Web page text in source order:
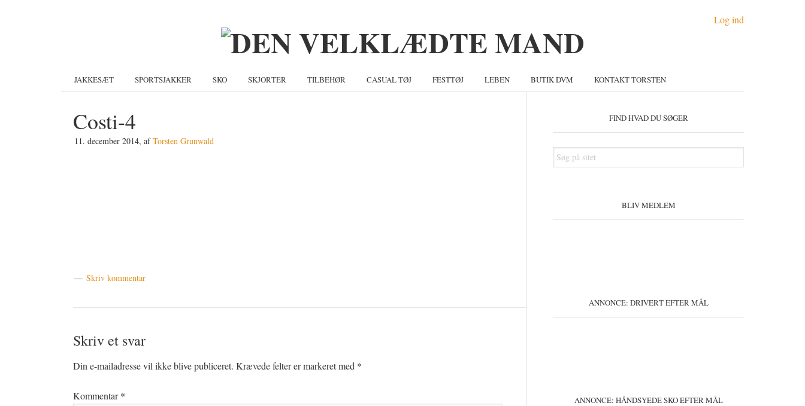
Log ind
JAKKESÆT SPORTSJAKKER SKO SKJORTER TILBEHØR CASUAL TØJ FESTTØJ LEBEN BUTIK DVM KONTAKT TORSTEN
Costi-4
11. december 2014, afTorsten Grunwald
Skriv kommentar
Skriv et svar
Din e-mailadresse vil ikke blive publiceret. Krævede felter er markeret med *
Kommentar*
FIND HVAD DU SØGER
Søg
på
BLIV MEDLEM
ANNONCE: DRIVERT EFTER MÅL
ANNONCE: HÅNDSYEDE SKO EFTER MÅL